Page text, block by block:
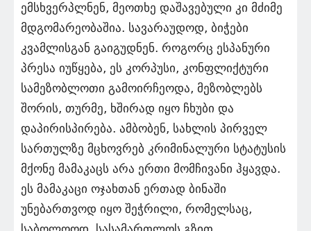
ემსხვერპლნენ, მეოთხე დაშავებული კი მძიმე
მდგომარეობაშია. სავარაუდოდ, ბიჭები
კვამლისგან გაიგუდნენ. როგორც ესპანური
პრესა იუწყება, ეს კორპუსი, კონფლიქტური
სამეზობლოთი გამოირჩეოდა, მეზობლებს
შორის, თურმე, ხშირად იყო ჩხუბი და
დაპირისპირება. ამბობენ, სახლის პირველ
სართულზე მცხოვრებ კრიმინალური სტატუსის
მქონე მამაკაცს არა ერთი მომჩივანი ჰყავდა.
ეს მამაკაცი ოჯახთან ერთად ბინაში
უნებართვოდ იყო შეჭრილი, რომელსაც,